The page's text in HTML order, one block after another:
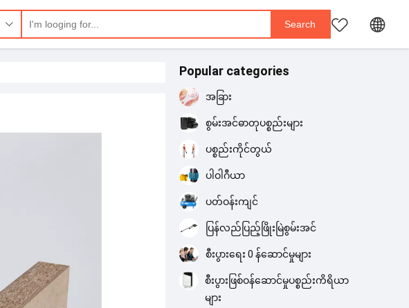
Popular categories
အခြား
စွမ်းအင်ဓာတုပစ္စည်းများ
ပစ္စည်းကိုင်တွယ်
ပါဝါဂီယာ
ပတ်ဝန်းကျင်
ပြန်လည်ပြည့်ဖြိုးမြဲစွမ်းအင်
စီးပွားရေး 0 န်ဆောင်မှုများ
စီးပွားဖြစ်ဝန်ဆောင်မှုပစ္စည်းကိရိယာ
များ